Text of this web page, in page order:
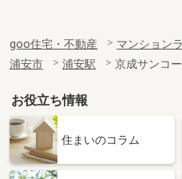
goo住宅・不動産 マンション
浦安市
浦安駅 京成サンコ
お役立ち情報
住まいのコラム